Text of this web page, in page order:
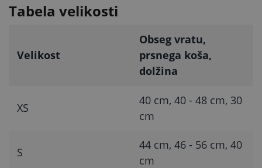
Tabela velikosti
Velikost
Obseg vratu,
prsnega koša,
dolžina
XS
40 cm, 40 - 48 cm, 30
cm
S
44 cm, 46 - 56 cm, 40
cm